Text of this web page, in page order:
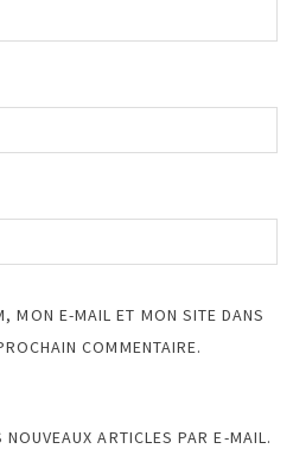
MON E-MAIL ET MON SITE DANS
COMMENTAIRE.
ARTICLES PAR E-MAIL.